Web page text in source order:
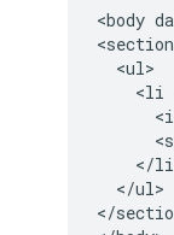
<body
  <ul>
<li
</
  </ul>
</